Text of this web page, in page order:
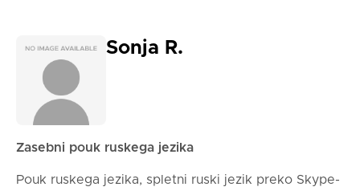
Sonja R.
Zasebni pouk ruskega jezika
Pouk ruskega jezika, spletni ruski jezik preko Skype-